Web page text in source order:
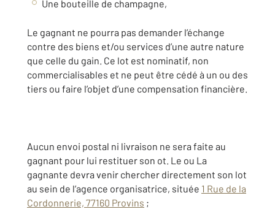
Une bouteille de champagne,
Le gagnant ne pourra pas demander l’échange
contre des biens et/ou services d’une autre nature
que celle du gain. Ce lot est nominatif, non
commercialisables et ne peut être cédé à un ou des
tiers ou faire l’objet d’une compensation financière.
Aucun envoi postal ni livraison ne sera faite au
gagnant pour lui restituer son ot. Le ou La
gagnante devra venir chercher directement son lot
au sein de l’agence organisatrice, située 1 Rue de la
Cordonnerie, 77160 Provins ;